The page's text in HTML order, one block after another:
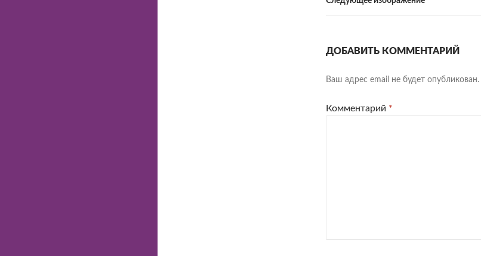
ДОБАВИТЬ КОММЕНТАРИЙ
Ваш адрес email не будет опубликован.
Комментарий *